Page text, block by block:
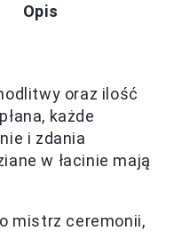
Opis
oraz ilość
każde
i zdania
w łacinie mają
mistrz ceremonii,